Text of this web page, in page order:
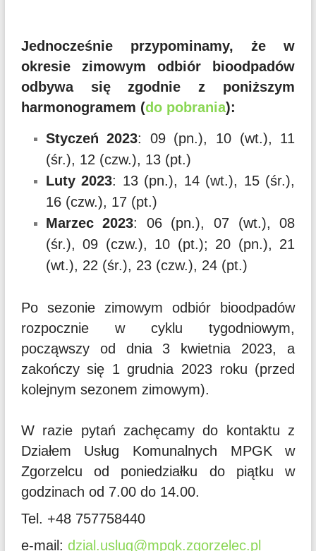
Jednocześnie przypominamy, że w
okresie zimowym odbiór bioodpadów
odbywa się zgodnie z poniższym
harmonogramem (do pobrania):
Styczeń 2023: 09 (pn.), 10 (wt.), 11
(śr.), 12 (czw.), 13 (pt.)
Luty 2023: 13 (pn.), 14 (wt.), 15 (śr.),
16 (czw.), 17 (pt.)
Marzec 2023: 06 (pn.), 07 (wt.), 08
(śr.), 09 (czw.), 10 (pt.); 20 (pn.), 21
(wt.), 22 (śr.), 23 (czw.), 24 (pt.)
Po sezonie zimowym odbiór bioodpadów
rozpocznie w cyklu tygodniowym,
począwszy od dnia 3 kwietnia 2023, a
zakończy się 1 grudnia 2023 roku (przed
kolejnym sezonem zimowym).
W razie pytań zachęcamy do kontaktu z
Działem Usług Komunalnych MPGK w
Zgorzelcu od poniedziałku do piątku w
godzinach od 7.00 do 14.00.
Tel. +48 757758440
e-mail: dzial.uslug@mpgk.zgorzelec.pl